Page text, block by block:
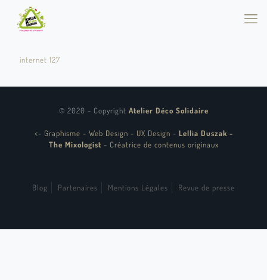
internet 127
© 2020 - Copyright Atelier Déco Solidaire
<- Graphisme - Web Design - UX Design - Lellia Duszak -
The Mixologist - Créatrice de contenus originaux
Blog Partenaires Mentions Légales Revue de presse